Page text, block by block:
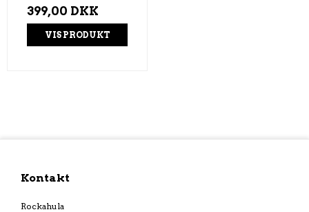
399,00 DKK
VIS PRODUKT
Kontakt
Rockahula